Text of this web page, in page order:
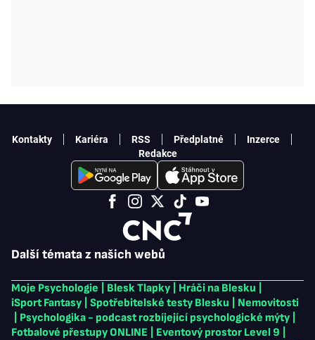
Další témata z našich webů
Moje Psychologie Blesk Tlapky Hráči na Blesku
iSport Fantasy
Spotřebitelské testy Blesku
Nemovitosti
Psychologika - podcast rozbíjející psychologické mýty
Fotbalové přestupy ONLINE
Eventový prostor Level 9
Kontakty Kariéra RSS Předplatné
Inzerce
Redakce